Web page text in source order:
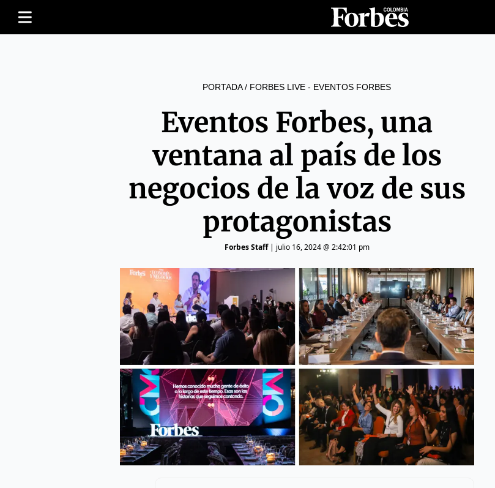
PORTADA/ FORBES LIVE - EVENTOS FORBES
Eventos Forbes, una
ventana al país de los
negocios de la voz de sus
protagonistas
Forbes Staff| julio 16, 2024 @ 2:42:01 pm